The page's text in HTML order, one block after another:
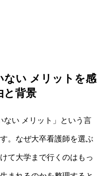
ない メリットを感
と背景
ない メリット」という言
。なぜ大卒看護師を選ぶ
て大学まで行くのはもっ